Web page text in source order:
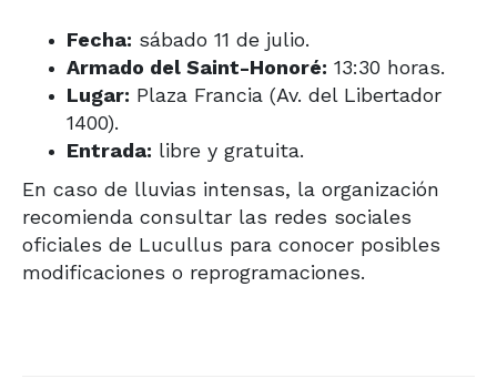
Fecha: sábado 11 de julio.
Armado del Saint-Honoré: 13:30 horas.
Lugar: Plaza Francia (Av. del Libertador
1400).
Entrada: libre y gratuita.
En caso de lluvias intensas, la organización
recomienda consultar las redes sociales
oficiales de Lucullus para conocer posibles
modificaciones o reprogramaciones.